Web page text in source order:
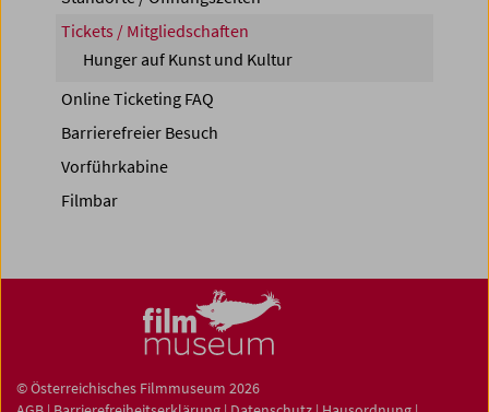
Tickets / Mitgliedschaften
Hunger auf Kunst und Kultur
Online Ticketing FAQ
Barrierefreier Besuch
Vorführkabine
Filmbar
© Österreichisches Filmmuseum 2026